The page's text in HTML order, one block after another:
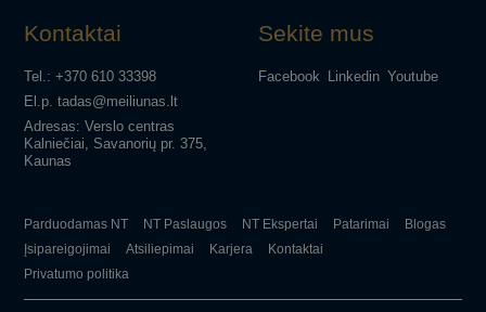
Kontaktai
Tel.: +370 610 33398
El.p. tadas@meiliunas.lt
Adresas: Verslo centras
Kalniečiai, Savanorių pr. 375,
Kaunas
Sekite mus
Facebook Linkedin Youtube
Parduodamas NT NT Paslaugos NT Ekspertai Patarimai
Blogas
Įsipareigojimai
Atsiliepimai Karjera
Kontaktai
Privatumo politika